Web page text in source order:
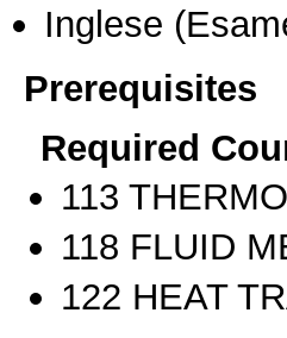
Inglese
Prerequisites
Required
113
118 FLUID
122 HEAT